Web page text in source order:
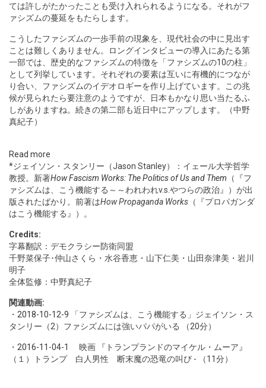
ては許しがたかったことも受け入れられるようになる。それがフ
ァシズムの蔓延をもたらします。
こうしたファシズムの一歩手前の現象を、現代社会の中に見出す
ことは難しくありません。ロングインタビューの導入にあたる第
一部では、歴史的なファシズムの特徴を「ファシズムの10の柱」
として列挙しています。それぞれの要素は互いに有機的につなが
り合い、ファシズムのイデオロギーを作り上げています。この兆
候が見られたら要注意のようですが、日本もかなり思い当たるふ
しがありますね。続きの第二部も近日中にアップします。（中野
真紀子）
Read more
*ジェイソン・スタンリー（Jason Stanley）：イェール大学哲学
教授。新著How Fascism Works: The Politics of Us and Them （『フ
ァシズムは、こう機能する～～われわれv.s.やつらの政治』）が出
版されたばかり。前著はHow Propaganda Works （『プロパガンダ
はこう機能する』）。
Credits:
字幕翻訳：デモクラシー防衛同盟
千野菜保子･仲山さくら・水谷香恵・山下仁美・山田奈津美・岩川
明子
全体監修：中野真紀子
関連動画:
・ 2018-10-12-9 「ファシズムは、こう機能する」ジェイソン・ス
タンリー（2）ファシズムには強いパパがいる （20分）
・ 2016-11-04-1
映画 『トランプランドのマイケル・ムーア』
（１）トランプ 白人男性 断末魔の恐竜の叫び - （11分）